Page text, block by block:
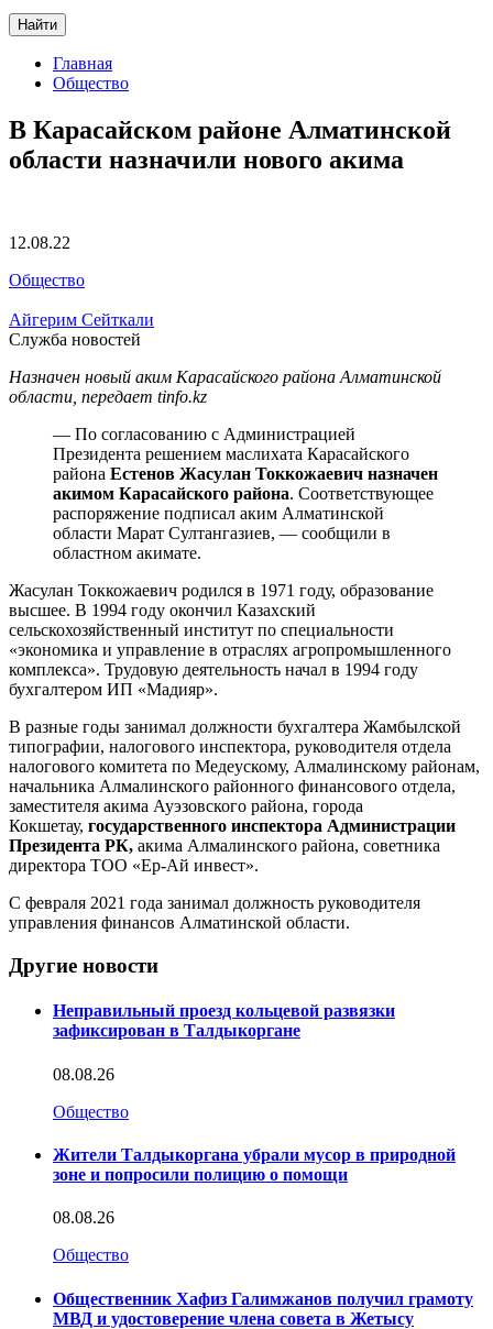
Найти
Главная
Общество
В Карасайском районе Алматинской
области назначили нового акима
12.08.22
Общество
Айгерим Сейткали
Служба новостей
Назначен новый аким Карасайского района Алматинской
области, передает tinfo.kz
— По согласованию с Администрацией
Президента решением маслихата Карасайского
района Естенов Жасулан Токкожаевич назначен
акимом Карасайского района. Соответствующее
распоряжение подписал аким Алматинской
области Марат Султангазиев, — сообщили в
областном акимате.
Жасулан Токкожаевич родился в 1971 году, образование
высшее. В 1994 году окончил Казахский
сельскохозяйственный институт по специальности
«экономика и управление в отраслях агропромышленного
комплекса». Трудовую деятельность начал в 1994 году
бухгалтером ИП «Мадияр».
В разные годы занимал должности бухгалтера Жамбылской
типографии, налогового инспектора, руководителя отдела
налогового комитета по Медеускому, Алмалинскому районам,
начальника Алмалинского районного финансового отдела,
заместителя акима Ауэзовского района, города
Кокшетау, государственного инспектора Администрации
Президента РК, акима Алмалинского района, советника
директора ТОО «Ер-Ай инвест».
С февраля 2021 года занимал должность руководителя
управления финансов Алматинской области.
Другие новости
Неправильный проезд кольцевой развязки
зафиксирован в Талдыкоргане
08.08.26
Общество
Жители Талдыкоргана убрали мусор в природной
зоне и попросили полицию о помощи
08.08.26
Общество
Общественник Хафиз Галимжанов получил грамоту
МВД и удостоверение члена совета в Жетысу